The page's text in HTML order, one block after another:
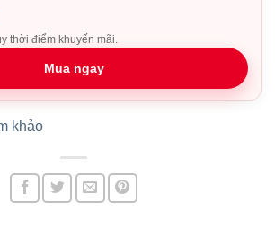
thời điểm khuyến mãi.
Mua ngay
khảo